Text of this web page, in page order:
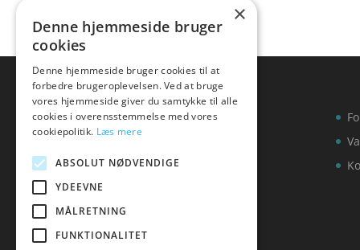
×
Denne hjemmeside bruger
cookies
Denne hjemmeside bruger cookies til at
forbedre brugeroplevelsen. Ved at bruge
vores hjemmeside giver du samtykke til alle
cookies i overensstemmelse med vores
cookiepolitik. Læs mere
ABSOLUT NØDVENDIGE
YDEEVNE
MÅLRETNING
FUNKTIONALITET